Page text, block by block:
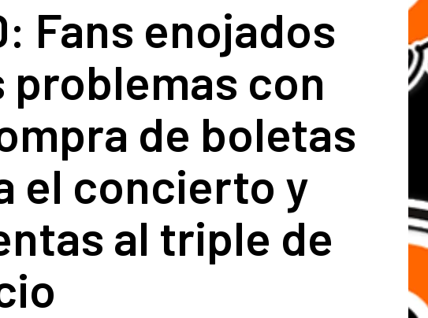
Fans enojados
problemas con
de boletas
el concierto y
al triple de